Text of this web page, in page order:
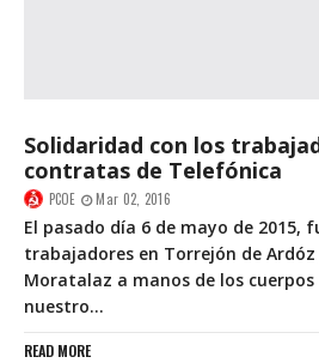
Solidaridad con los
contratas de Telefónica
PCOE Mar 02, 2016
El pasado día 6 de mayo de 2015,
trabajadores en Torrejón de
Moratalaz a manos de los
nuestro...
READ MORE